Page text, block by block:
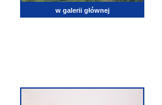
w galerii głównej